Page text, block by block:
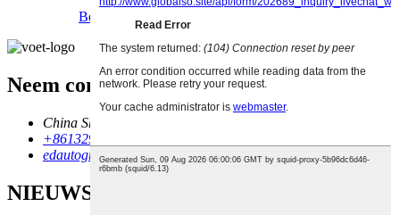
Bekijk meer producten
Neem contact met ons op
China Shaanxi Xi'an
+8613299020000
edautogroup@hotmail.com
NIEUWSBRIEF